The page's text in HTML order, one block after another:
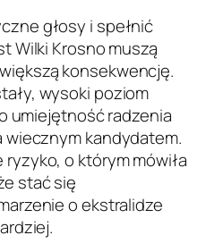
głosy i spełnić
Wilki Krosno muszą
konsekwencję.
wysoki poziom
umiejętność radzenia
wiecznym kandydatem.
o którym mówiła
stać się
o ekstralidze